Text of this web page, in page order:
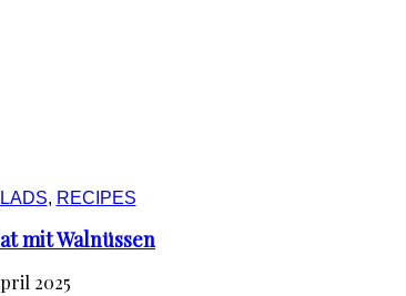
, RECIPES
mit Walnüssen
2025